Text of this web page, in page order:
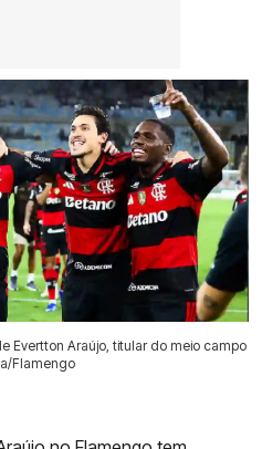
Evertton Araújo, titular do meio campo
Flamengo